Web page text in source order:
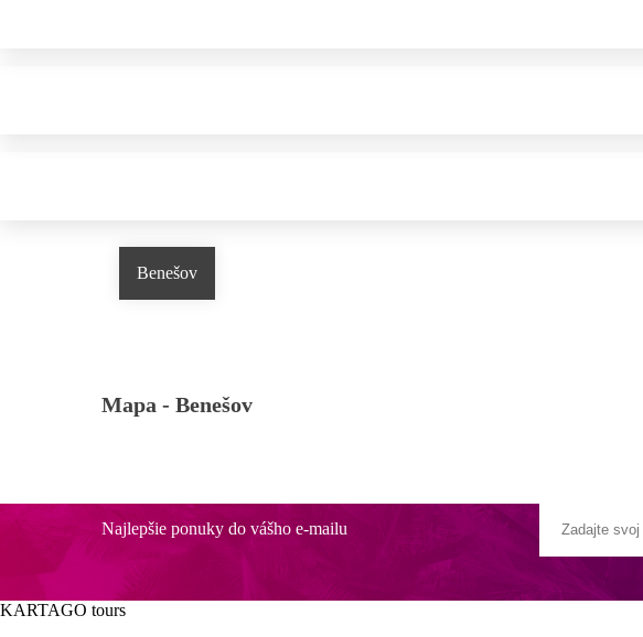
Benešov
Mapa - Benešov
Najlepšie ponuky do vášho e-mailu
KARTAGO tours